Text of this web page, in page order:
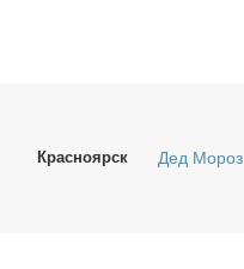
Красноярск Дед Мороз